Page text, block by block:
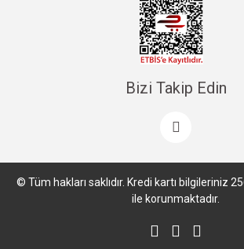
Bizi Takip Edin
© Tüm hakları saklıdır. Kredi kartı bilgileriniz
ile korunmaktadır.